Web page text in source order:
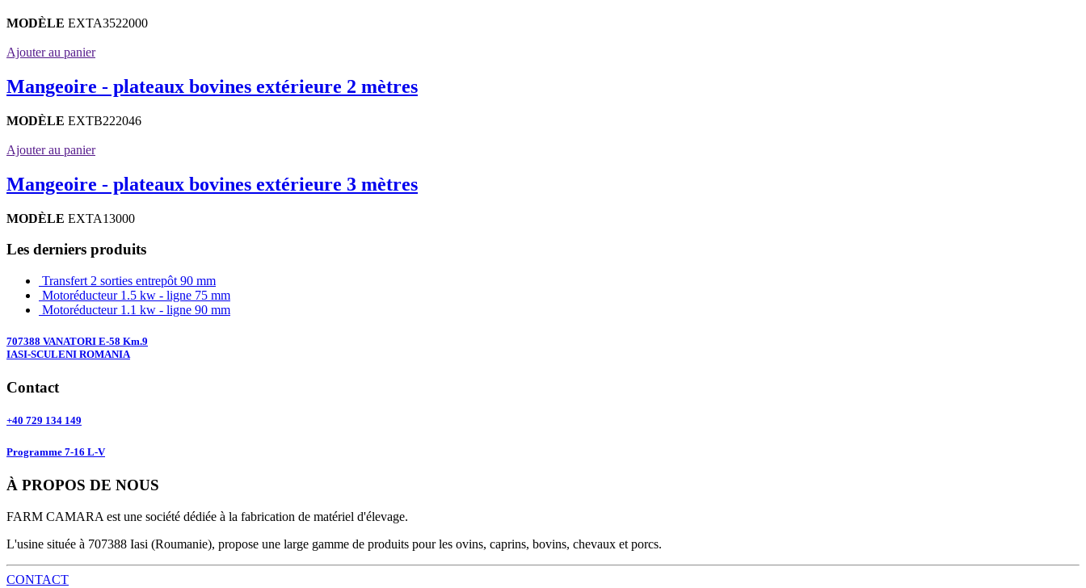
MODÈLE EXTA3522000
Ajouter au panier
Mangeoire - plateaux bovines extérieure 2 mètres
MODÈLE EXTB222046
Ajouter au panier
Mangeoire - plateaux bovines extérieure 3 mètres
MODÈLE EXTA13000
Les derniers produits
Transfert 2 sorties entrepôt 90 mm
Motoréducteur 1.5 kw - ligne 75 mm
Motoréducteur 1.1 kw - ligne 90 mm
707388 VANATORI E-58 Km.9
IASI-SCULENI ROMANIA
Contact
+40 729 134 149
Programme 7-16 L-V
À PROPOS DE NOUS
FARM CAMARA est une société dédiée à la fabrication de matériel d'élevage.
L'usine située à 707388 Iasi (Roumanie), propose une large gamme de produits pour les ovins, caprins, bovins, chevaux et porcs.
CONTACT